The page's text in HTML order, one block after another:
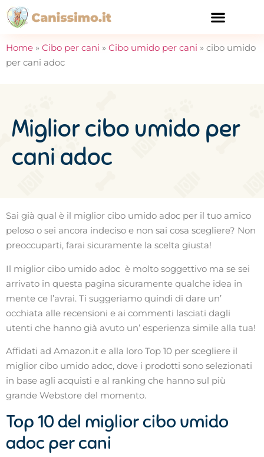
Home » Cibo per cani » Cibo umido per cani » cibo umido
per cani adoc
Miglior cibo umido per
cani adoc
Sai già qual è il miglior cibo umido adoc per il tuo amico
peloso o sei ancora indeciso e non sai cosa scegliere? Non
preoccuparti, farai sicuramente la scelta giusta!
Il miglior cibo umido adoc è molto soggettivo ma se sei
arrivato in questa pagina sicuramente qualche idea in
mente ce l’avrai. Ti suggeriamo quindi di dare un’
occhiata alle recensioni e ai commenti lasciati dagli
utenti che hanno già avuto un’ esperienza simile alla tua!
Affidati ad Amazon.it e alla loro Top 10 per scegliere il
miglior cibo umido adoc, dove i prodotti sono selezionati
in base agli acquisti e al ranking che hanno sul più
grande Webstore del momento.
Top 10 del miglior cibo umido
adoc per cani